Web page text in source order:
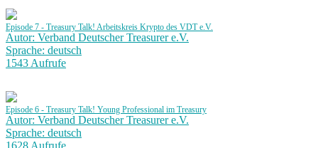
Episode 7 - Treasury Talk! Arbeitskreis Krypto des VDT e.V.
Autor: Verband Deutscher Treasurer e.V.
Sprache: deutsch
1543 Aufrufe
Episode 6 - Treasury Talk! Young Professional im Treasury
Autor: Verband Deutscher Treasurer e.V.
Sprache: deutsch